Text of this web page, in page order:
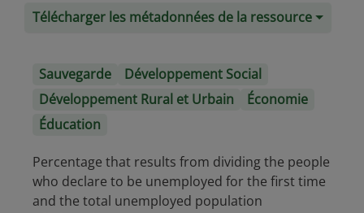
Télécharger les métadonnées de la ressource
Sauvegarde
Développement Social
Développement Rural et Urbain
Économie
Éducation
Percentage that results from dividing the people
who declare to be unemployed for the first time
and the total unemployed population